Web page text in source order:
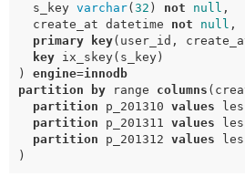
s_key varchar( 32 ) not null ,
create_at datetime not null ,
primary
key( user_id ,
key
ix_skey( s_key)
)
engine=innodb
partition
by range columns (
partition
p_201310 values
partition
p_201311 values
partition
p_201312 values
)